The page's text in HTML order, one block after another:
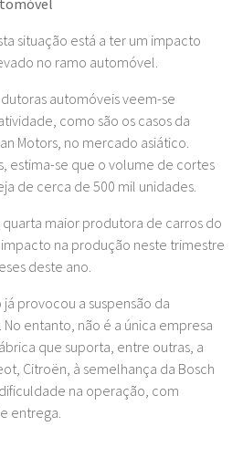
situação está a ter um impacto
no ramo automóvel.
automóveis veem-se
como são os casos da
Motors, no mercado asiático.
estima-se que o volume de cortes
de cerca de 500 mil unidades.
quarta maior produtora de carros do
na produção neste trimestre
deste ano.
provocou a suspensão da
entanto, não é a única empresa
que suporta, entre outras, a
Citroën, à semelhança da Bosch
na operação, com
entrega.